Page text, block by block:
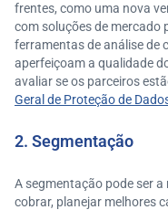
frentes, como uma nova
com soluções de mercado
ferramentas de análise de
aperfeiçoam a qualidade
avaliar se os parceiros
Geral de Proteção de
2. Segmentação
A segmentação pode ser
cobrar, planejar melhores